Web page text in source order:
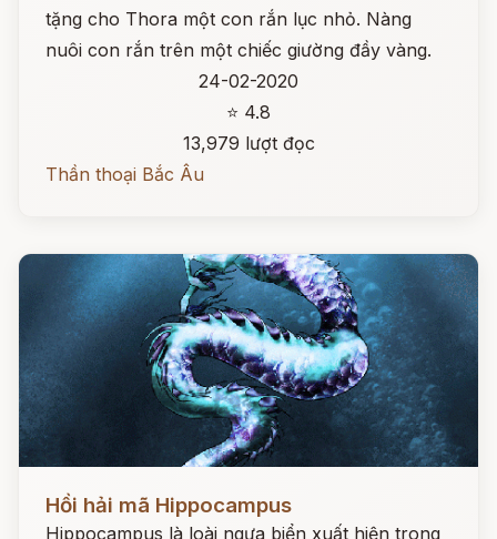
tặng cho Thora một con rắn lục nhỏ. Nàng
nuôi con rắn trên một chiếc giường đầy vàng.
24-02-2020
⭐ 4.8
13,979 lượt đọc
Thần thoại Bắc Âu
Đọc ngay
Hồi hải mã Hippocampus
Hippocampus là loài ngựa biển xuất hiện trong